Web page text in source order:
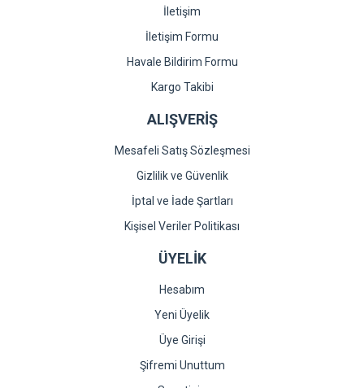
Gönder
İletişim
İletişim Formu
Havale Bildirim Formu
Kargo Takibi
ALIŞVERİŞ
Mesafeli Satış Sözleşmesi
Gizlilik ve Güvenlik
İptal ve İade Şartları
Kişisel Veriler Politikası
ÜYELİK
Hesabım
Yeni Üyelik
Üye Girişi
Şifremi Unuttum